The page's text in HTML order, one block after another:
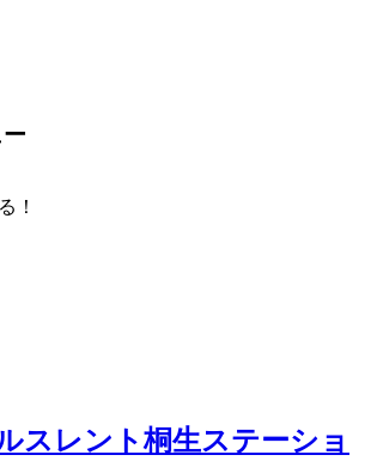
！
スレント桐生ステーショ